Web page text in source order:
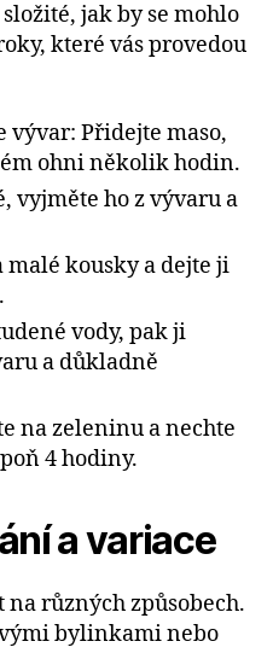
jak by se mohlo
které vás provedou
vývar: Přidejte maso,
ohni několik hodin.
vyjměte ho z vývaru a
kousky a dejte ji
vody, pak ji
a důkladně
na zeleninu a nechte
4 hodiny.
a variace
různých způsobech.
bylinkami nebo